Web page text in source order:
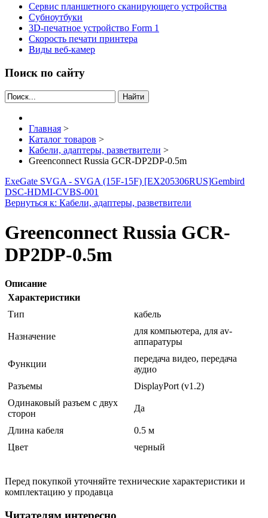
Сервис планшетного сканирующего устройства
Субноутбуки
3D-печатное устройство Form 1
Скорость печати принтера
Виды веб-камер
Поиск по сайту
Найти
Главная >
Каталог товаров >
Кабели, адаптеры, разветвители >
Greenconnect Russia GCR-DP2DP-0.5m
ExeGate SVGA - SVGA (15F-15F) [EX205306RUS]Gembird
DSC-HDMI-CVBS-001
Вернуться к: Кабели, адаптеры, разветвители
Greenconnect Russia GCR-
DP2DP-0.5m
Описание
Характеристики
Тип
кабель
Назначение
для компьютера, для av-
аппаратуры
Функции
передача видео, передача
аудио
Разъемы
DisplayPort (v1.2)
Одинаковый разъем с двух
сторон
Да
Длина кабеля
0.5 м
Цвет
черный
Перед покупкой уточняйте технические характеристики и
комплектацию у продавца
Читателям интересно